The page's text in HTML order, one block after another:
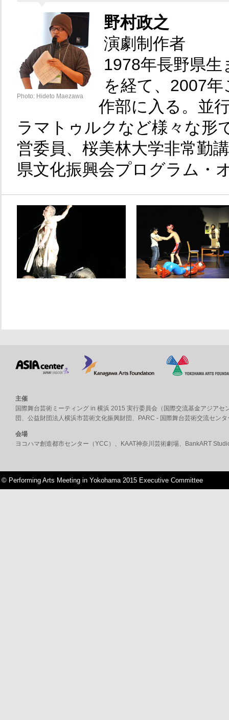
Photo: Hideto Maezawa
野村政之
演劇制作者
1978年長野県
を経て、2007
作部に入る。並
ラマトゥルクなど様々な形
営委員、桜美林大学非常勤
県文化振興会プログラム・
主催
国際舞台芸術ミーティング in 横浜 2015 実行委員会（ 国際交流基金アジアセ
団 、 公益財団法人横浜市芸術文化振興財団 、 PARC - 国際舞台芸術交流センタ
会場
ヨコハマ創造都市センター（YCC） 、 KAAT神奈川芸術劇場、 BankART
© Performing Arts Meeting in Yokohama 2015 Executive Committee